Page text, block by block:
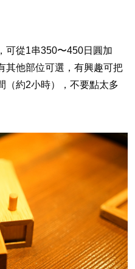
可從1串350〜450日圓加
其他部位可選，有興趣可把
（約2小時），不要點太多